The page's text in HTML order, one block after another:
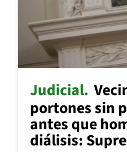
Judicial
portones sin
antes que
diálisis: